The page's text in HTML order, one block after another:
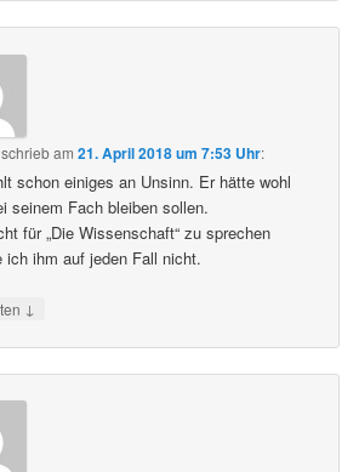
schriebam21. April 2018 um 7:53 Uhr:
schon einiges an Unsinn. Er hätte wohl
seinem Fach bleiben sollen.
für „Die Wissenschaft“ zu sprechen
ich ihm auf jeden Fall nicht.
↓